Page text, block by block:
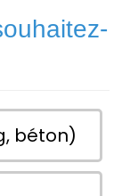
béton)